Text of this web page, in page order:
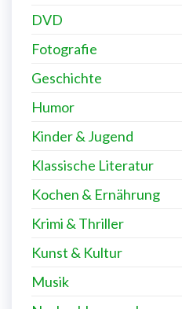
DVD
Fotografie
Geschichte
Humor
Kinder & Jugend
Klassische Literatur
Kochen & Ernährung
Krimi & Thriller
Kunst & Kultur
Musik